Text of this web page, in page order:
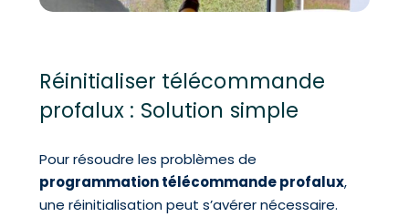
Réinitialiser télécommande
profalux : Solution simple
Pour résoudre les problèmes de
programmation télécommande profalux,
une réinitialisation peut s’avérer nécessaire.